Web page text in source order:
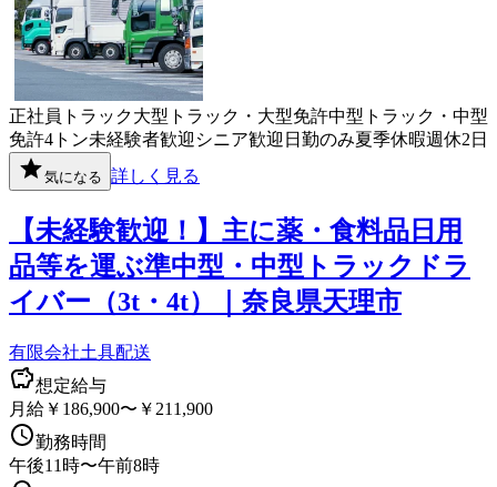
正社員 トラック大型トラック・大型免許中型トラック・中型
免許4トン未経験者歓迎 シニア歓迎 日勤のみ夏季休暇週休2日
気になる 詳しく見る
【未経験歓迎！】主に薬・食料品日用
品等を運ぶ準中型・中型トラックドラ
イバー（3t・4t）｜奈良県天理市
有限会社土具配送
想定給与
月給￥186,900〜￥211,900
勤務時間
午後11時〜午前8時